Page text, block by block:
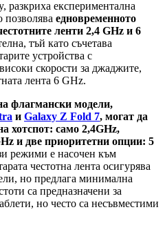
разкриха експериментална
позволява едновременното
ленти 2,4 GHz и 6
тъй като съчетава
устройства с
скорости за джаджите,
лента 6 GHz.
флагмански модели,
и Galaxy Z Fold 7, могат да
хотспот: само 2,4GHz,
и две приоритетни опции: 5
режими е насочен към
честотна лента осигурява
но предлага минимална
са предназначени за
но често са несъвместими